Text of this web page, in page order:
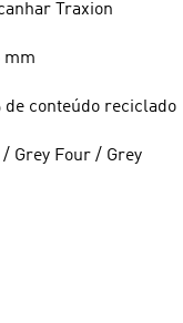
Traxion
mm
de conteúdo reciclado
Grey Four / Grey